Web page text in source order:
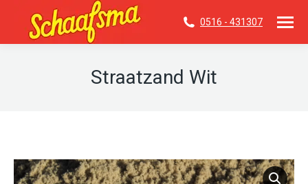
0516 - 431307
Straatzand Wit